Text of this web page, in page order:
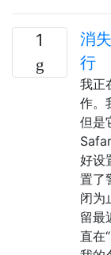
1
消
行
我正
作。
但是
好设
置了
闭为
留最
直在